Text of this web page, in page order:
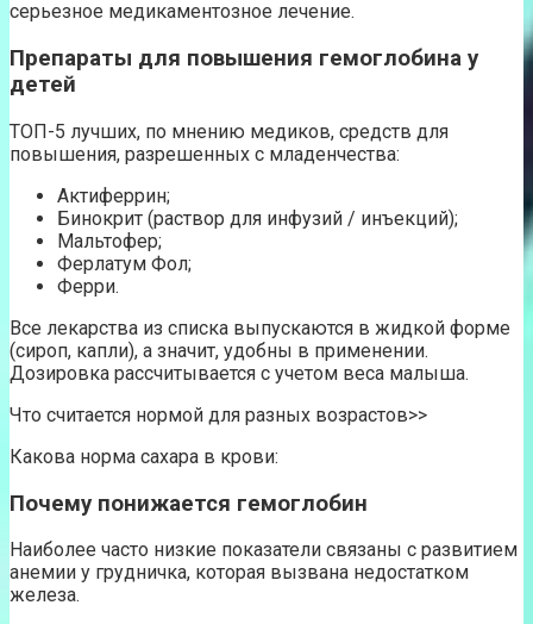
серьезное медикаментозное лечение.
Препараты для повышения гемоглобина у
детей
ТОП-5 лучших, по мнению медиков, средств для
повышения, разрешенных с младенчества:
Актиферрин;
Бинокрит (раствор для инфузий / инъекций);
Мальтофер;
Ферлатум Фол;
Ферри.
Все лекарства из списка выпускаются в жидкой форме
(сироп, капли), а значит, удобны в применении.
Дозировка рассчитывается с учетом веса малыша.
Что считается нормой для разных возрастов>>
Какова норма сахара в крови:
Почему понижается гемоглобин
Наиболее часто низкие показатели связаны с развитием
анемии у грудничка, которая вызвана недостатком
железа.